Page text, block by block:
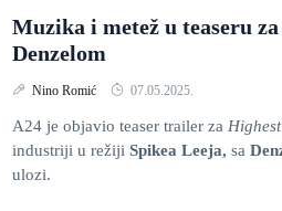
Muzika i metež u teaseru
Denzelom
Nino Romić 07.05.2025.
A24 je objavio teaser trailer za
industriji u režiji Spikea Leeja, sa
ulozi.